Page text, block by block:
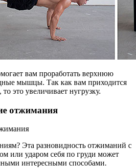
вам проработать верхнюю
мышцы. Так как вам приходится
это увеличивает нугрузку.
отжимания
Эта разновидность отжиманий с
или ударом себя по груди может
интересными способами.